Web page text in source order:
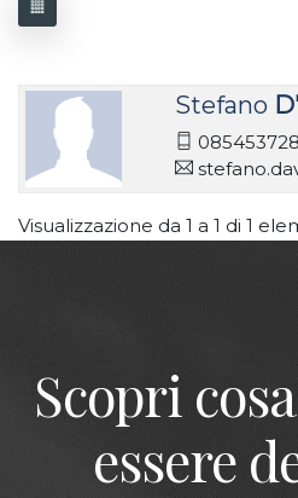
Stefano
Visualizzazione da 1 a 1 di 1
Scopri
essere